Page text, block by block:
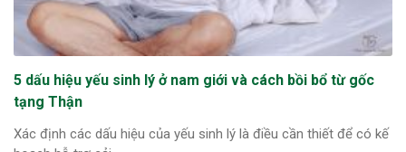
5 dấu hiệu yếu sinh lý ở nam giới và cách bồi bổ từ gốc
tạng Thận
Xác định các dấu hiệu của yếu sinh lý là điều cần thiết để có kế